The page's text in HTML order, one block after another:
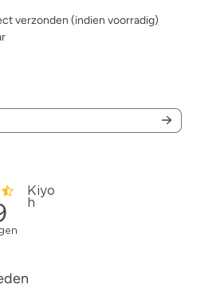
verzonden (indien voorradig)